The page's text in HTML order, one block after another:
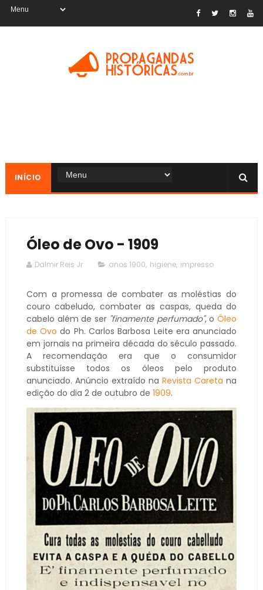
INÍCIO
Óleo de Ovo - 1909
Dalmir Reis Jr. anos 1900, higiene, impresso
Com a promessa de combater as moléstias do
couro cabeludo, combater as caspas, queda do
cabelo além de ser "finamente perfumado", oÓleo
de Ovo do Ph. Carlos Barbosa Leite era anunciado
em jornais na primeira década do século passado.
A recomendação era que o consumidor
substituísse todos os óleos pelo produto
anunciado. Anúncio extraído naRevista Careta na
edição do dia 2 de outubro de 1909.